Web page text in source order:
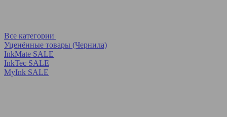
Все категории
Уценённые товары (Чернила)
InkMate SALE
InkTec SALE
MyInk SALE